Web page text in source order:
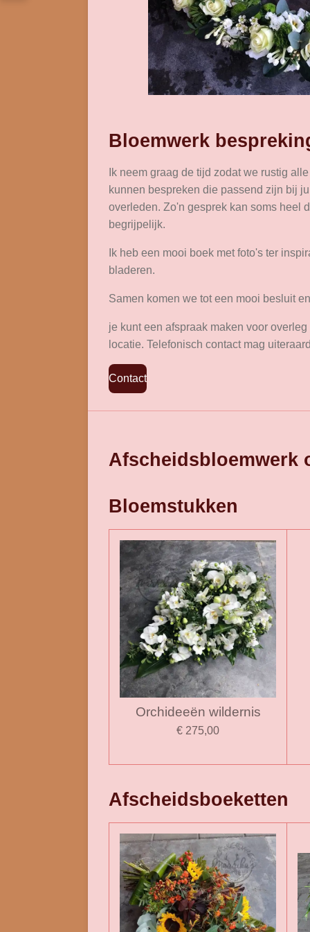
Bloemwerk
Ik neem graag de tijd zodat we rustig
kunnen bespreken die passend zijn bij
overleden. Zo'n gesprek kan soms heel
begrijpelijk.
Ik heb een mooi boek met foto's ter
bladeren.
Samen komen we tot een mooi besluit
je kunt een afspraak maken voor
locatie. Telefonisch contact mag
Contact
Afscheidsbloemwerk
Bloemstukken
Orchideeën wildernis
€ 275,00
Afscheidsboeketten